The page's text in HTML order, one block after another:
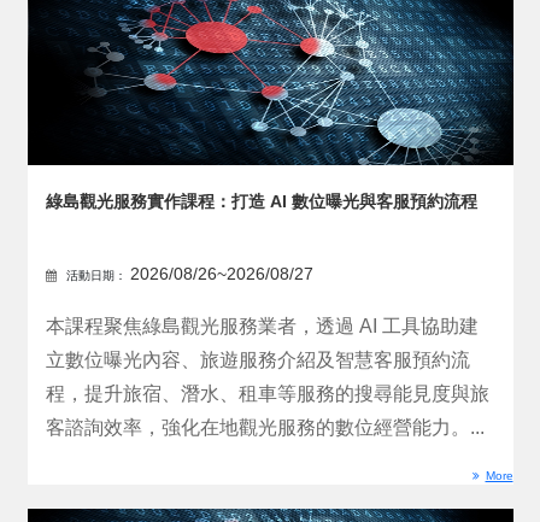
綠島觀光服務實作課程：打造 AI 數位曝光與客服預約流程
活動日期： 2026/08/26~2026/08/27
本課程聚焦綠島觀光服務業者，透過 AI 工具協助建
立數位曝光內容、旅遊服務介紹及智慧客服預約流
程，提升旅宿、潛水、租車等服務的搜尋能見度與旅
客諮詢效率，強化在地觀光服務的數位經營能力。...
More